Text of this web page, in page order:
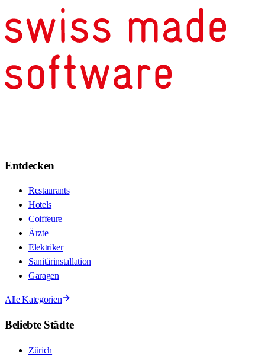
Entdecken
Restaurants
Hotels
Coiffeure
Ärzte
Elektriker
Sanitärinstallation
Garagen
Alle Kategorien
Beliebte Städte
Zürich